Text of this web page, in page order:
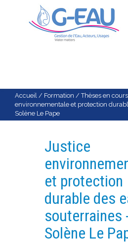
ACTUALITÉS
AGENDA
CALENDRIER DES ÉVÈNEMENTS
ORGANIGRAMME
RECHERCHE
PLATEFORMES EXPÉRIMENTALES
Accueil / Formation /Thèses en cours
environnementale et protection
Solène Le Pape
Justice
et protection
durable des
souterraines
Solène Le